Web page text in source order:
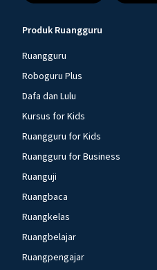
Produk Ruangguru
Ruangguru
Roboguru Plus
Dafa dan Lulu
Kursus for Kids
Ruangguru for Kids
Ruangguru for Business
Ruanguji
Ruangbaca
Ruangkelas
Ruangbelajar
Ruangpengajar